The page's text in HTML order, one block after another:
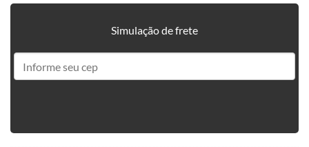
Simulação de frete